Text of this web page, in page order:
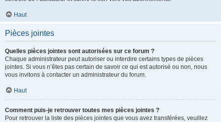
Haut
Pièces jointes
Quelles pièces jointes sont autorisées sur ce forum ?
Chaque administrateur peut autoriser ou interdire certains types de pièces
jointes. Si vous n’êtes pas certain de savoir ce qui est autorisé ou non, nous
vous invitons à contacter un administrateur du forum.
Haut
Comment puis-je retrouver toutes mes pièces jointes ?
Pour retrouver la liste des pièces jointes que vous avez transférées, veuillez